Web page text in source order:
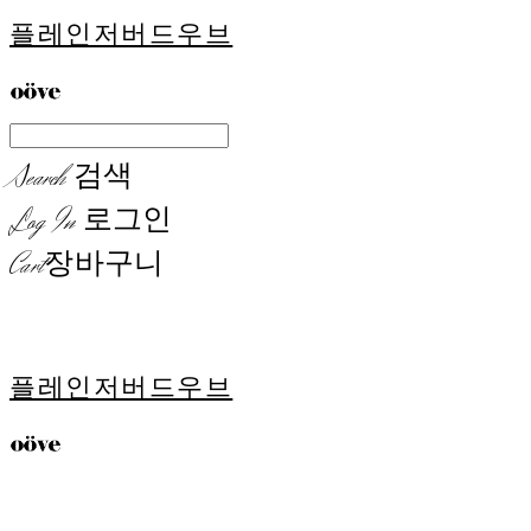
플레인저버드우브
Search검색
Log In 로그인
Cart장바구니
플레인저버드우브